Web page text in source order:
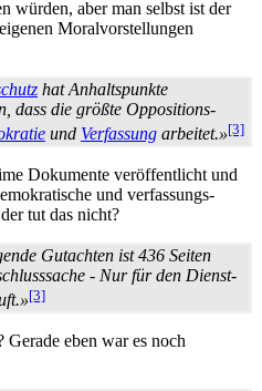
würden, aber man selbst ist der
Moral­vorstellungen
hat Anhalts­punkte
dass die größte Oppositions­
und Verfassung arbeitet.»[3]
Dokumente veröffentlicht und
und verfassungs­
tut das nicht?
Gutachten ist 436 Seiten
- Nur für den Dienst­
[3]
eben war es noch